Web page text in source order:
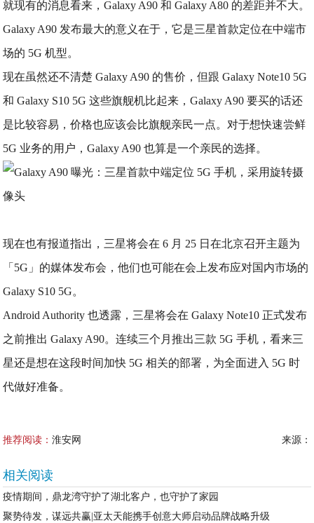
就现有的消息看来，Galaxy A90 和 Galaxy A80 的差距并不大。
Galaxy A90 发布最大的意义在于，它是三星首款定位在中端市
场的 5G 机型。
现在虽然还不清楚 Galaxy A90 的售价，但跟 Galaxy Note10 5G
和 Galaxy S10 5G 这些旗舰机比起来，Galaxy A90 要买的话还
是比较容易，价格也应该会比旗舰亲民一点。对于想快速尝鲜
5G 业务的用户，Galaxy A90 也算是一个亲民的选择。
现在也有报道指出，三星将会在 6 月 25 日在北京召开主题为
「5G」的媒体发布会，他们也可能在会上发布应对国内市场的
Galaxy S10 5G。
Android Authority 也透露，三星将会在 Galaxy Note10 正式发布
之前推出 Galaxy A90。连续三个月推出三款 5G 手机，看来三
星还是想在这段时间加快 5G 相关的部署，为全面进入 5G 时
代做好准备。
推荐阅读：淮安网 来源：
相关阅读
疫情期间，鼎龙湾守护了湖北客户，也守护了家园
聚势待发，谋远共赢|亚太天能携手创意大师启动品牌战略升级